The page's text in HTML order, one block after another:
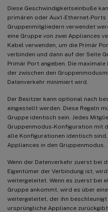
Diese Geschwindigkeitseinbuße
primären oder Aux1-Ethernet-
Gruppenmitgliedern verwendet
eine Gruppe von zwei Appliances
Kabel verwenden, um die Primär
verbinden und dann auf der Seite
Primär Port angeben. Die
der zwischen den
Datenverkehr minimiert wird.
Der Besitzer kann optional nach
eingestellt werden. Diese Regeln
Gruppe identisch sein. Jedes
Gruppenmodus-Konfiguration mit
alle Konfigurationen identisch
Appliances in den Gruppenmodus.
Wenn der Datenverkehr zuerst bei
Eigentümer der Verbindung ist,
weitergeleitet. Wenn es zuerst bei
Gruppe ankommt, wird es über
weitergeleitet, der ihn
ursprüngliche Appliance